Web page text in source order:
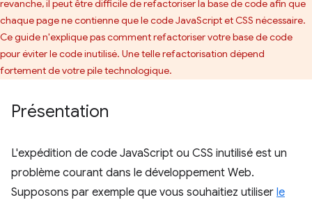
revanche, il peut être difficile de refactoriser la base de code afin que
chaque page ne contienne que le code JavaScript et CSS nécessaire.
Ce guide n'explique pas comment refactoriser votre base de code
pour éviter le code inutilisé. Une telle refactorisation dépend
fortement de votre pile technologique.
Présentation
L'expédition de code JavaScript ou CSS inutilisé est un
problème courant dans le développement Web.
Supposons par exemple que vous souhaitiez utiliser le